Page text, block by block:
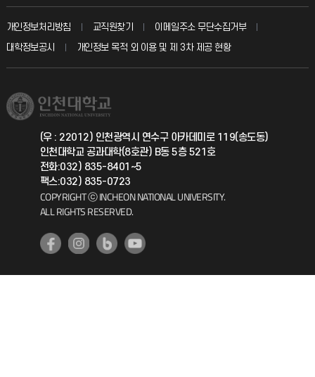
입학안내
취업정보(학생)
칭찬마당
학생서비스 지킴이
총동문회
교수회
교육혁신본부
국제지원과
공자아카데미
기초교육원
개인정보처리방침 교직원찾기
이메일주소 무단수집거부
대학정보공시
개인정보 목적 외 이용 및 제 3차 제공 현황
(우 : 22012) 인천광역시 연수구 아카데미로 119(송도동)
인천대학교 공과대학(8호관) B동 5층 521호
전화:032) 835-8401~5
팩스:032) 835-0723
COPYRIGHT ⓒ INCHEON NATIONAL UNIVERSITY.
ALL RIGHTS RESERVED.